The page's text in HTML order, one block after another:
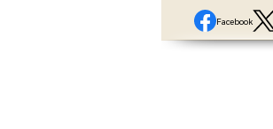
Facebook